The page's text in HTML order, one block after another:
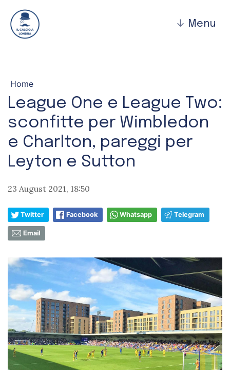
↓ Menu
Home
League One e League Two:
sconfitte per Wimbledon
e Charlton, pareggi per
Leyton e Sutton
23 August 2021, 18:50
Twitter Facebook Whatsapp Telegram
Email